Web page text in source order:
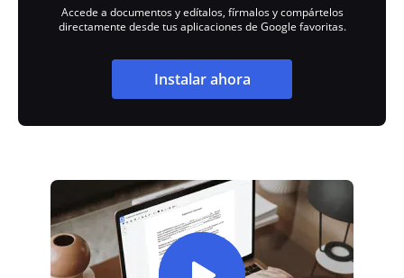
Accede a documentos y edítalos, fírmalos y compártelos
directamente desde tus aplicaciones de Google favoritas.
Instalar ahora